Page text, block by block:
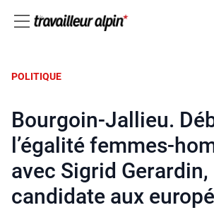
POLITIQUE
Bourgoin-Jallieu.
l’égalité femmes-
avec Sigrid Gerardin,
candidate aux